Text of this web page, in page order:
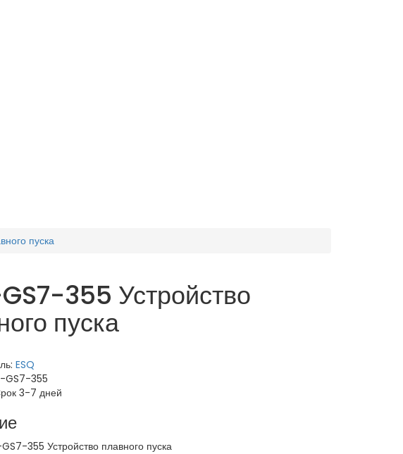
пуска
355 Устройство
пуска
ESQ
GS7-355
3-7 дней
355 Устройство плавного пуска